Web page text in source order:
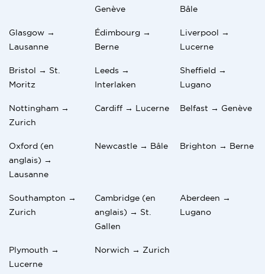
Genève
Bâle
Glasgow →
Lausanne
Édimbourg →
Berne
Liverpool →
Lucerne
Bristol → St.
Moritz
Leeds →
Interlaken
Sheffield →
Lugano
Nottingham →
Zurich
Cardiff → Lucerne Belfast → Genève
Oxford (en
anglais) →
Lausanne
Newcastle → Bâle Brighton → Berne
Southampton →
Zurich
Cambridge (en
anglais) → St.
Gallen
Aberdeen →
Lugano
Plymouth →
Lucerne
Norwich → Zurich